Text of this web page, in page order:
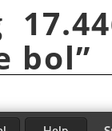
bol”